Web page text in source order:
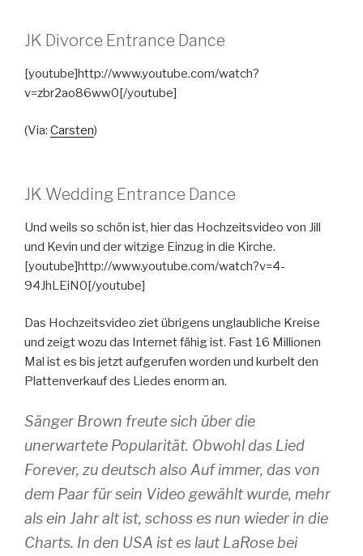
JK Divorce Entrance Dance
[youtube]http://www.youtube.com/watch?
v=zbr2ao86ww0[/youtube]
(Via: Carsten)
JK Wedding Entrance Dance
Und weils so schön ist, hier das Hochzeitsvideo von Jill
und Kevin und der witzige Einzug in die Kirche.
[youtube]http://www.youtube.com/watch?v=4-
94JhLEiN0[/youtube]
Das Hochzeitsvideo ziet übrigens unglaubliche Kreise
und zeigt wozu das Internet fähig ist. Fast 16 Millionen
Mal ist es bis jetzt aufgerufen worden und kurbelt den
Plattenverkauf des Liedes enorm an.
Sänger Brown freute sich über die
unerwartete Popularität. Obwohl das Lied
Forever, zu deutsch also Auf immer, das von
dem Paar für sein Video gewählt wurde, mehr
als ein Jahr alt ist, schoss es nun wieder in die
Charts. In den USA ist es laut LaRose bei